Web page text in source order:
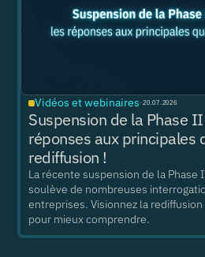
Vidéos et webinaires ·20.07.2026
Suspension de la Phase
réponses aux principales
rediffusion !
La récente suspension de la Phase
soulève de nombreuses
entreprises. Visionnez la
pour mieux comprendre.